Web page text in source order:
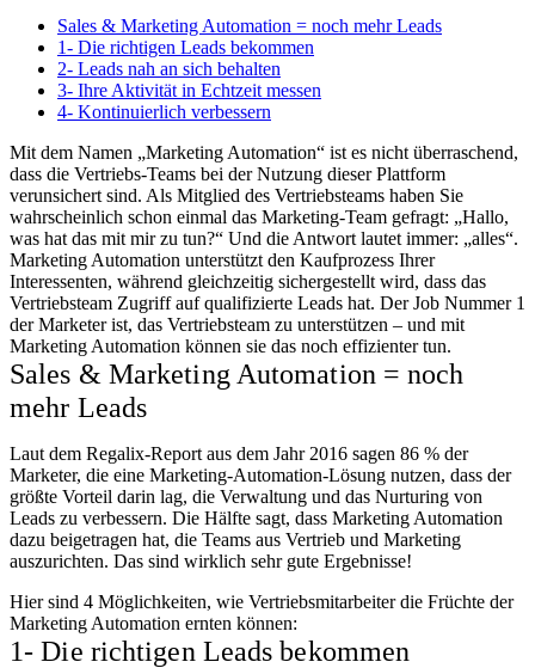
Sales & Marketing Automation = noch mehr Leads
1- Die richtigen Leads bekommen
2- Leads nah an sich behalten
3- Ihre Aktivität in Echtzeit messen
4- Kontinuierlich verbessern
Mit dem Namen „Marketing Automation“ ist es nicht überraschend,
dass die Vertriebs-Teams bei der Nutzung dieser Plattform
verunsichert sind. Als Mitglied des Vertriebsteams haben Sie
wahrscheinlich schon einmal das Marketing-Team gefragt: „Hallo,
was hat das mit mir zu tun?“ Und die Antwort lautet immer: „alles“.
Marketing Automation unterstützt den Kaufprozess Ihrer
Interessenten, während gleichzeitig sichergestellt wird, dass das
Vertriebsteam Zugriff auf qualifizierte Leads hat. Der Job Nummer 1
der Marketer ist, das Vertriebsteam zu unterstützen – und mit
Marketing Automation können sie das noch effizienter tun.
Sales & Marketing Automation = noch
mehr Leads
Laut dem Regalix-Report aus dem Jahr 2016 sagen 86 % der
Marketer, die eine Marketing-Automation-Lösung nutzen, dass der
größte Vorteil darin lag, die Verwaltung und das Nurturing von
Leads zu verbessern. Die Hälfte sagt, dass Marketing Automation
dazu beigetragen hat, die Teams aus Vertrieb und Marketing
auszurichten. Das sind wirklich sehr gute Ergebnisse!
Hier sind 4 Möglichkeiten, wie Vertriebsmitarbeiter die Früchte der
Marketing Automation ernten können:
1- Die richtigen Leads bekommen